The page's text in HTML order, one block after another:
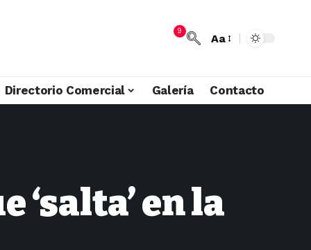
9
Aa
Directorio Comercial Galería Contacto
en la